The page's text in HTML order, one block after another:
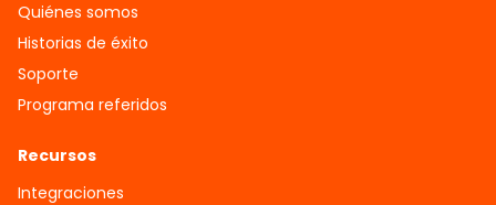
Quiénes somos
Historias de éxito
Soporte
Programa referidos
Recursos
Integraciones